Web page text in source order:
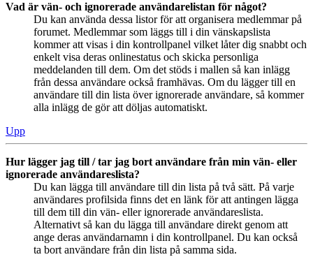
Vad är vän- och ignorerade användarelistan för något?
Du kan använda dessa listor för att organisera medlemmar på
forumet. Medlemmar som läggs till i din vänskapslista
kommer att visas i din kontrollpanel vilket låter dig snabbt och
enkelt visa deras onlinestatus och skicka personliga
meddelanden till dem. Om det stöds i mallen så kan inlägg
från dessa användare också framhävas. Om du lägger till en
användare till din lista över ignorerade användare, så kommer
alla inlägg de gör att döljas automatiskt.
Upp
Hur lägger jag till / tar jag bort användare från min vän- eller
ignorerade användareslista?
Du kan lägga till användare till din lista på två sätt. På varje
användares profilsida finns det en länk för att antingen lägga
till dem till din vän- eller ignorerade användareslista.
Alternativt så kan du lägga till användare direkt genom att
ange deras användarnamn i din kontrollpanel. Du kan också
ta bort användare från din lista på samma sida.